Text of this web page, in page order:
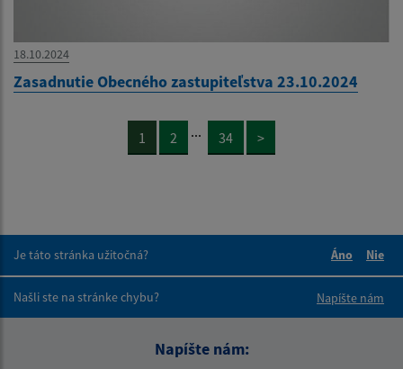
18.10.2024
Zasadnutie Obecného zastupiteľstva 23.10.2024
1 2 ... 34 >
Je táto stránka užitočná?
Áno
Nie
Našli ste na stránke chybu?
Napíšte nám
Napíšte nám: